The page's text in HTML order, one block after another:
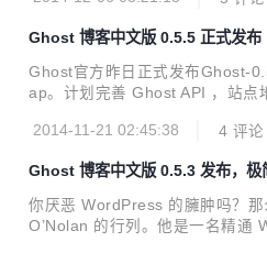
页头/页尾信息 & 支持 MarkDown
面 （ 可导入导出博客数据 ） [修
Image helper BUG。 [修复]
G 中文版特有功...
Ghost 博客中文版 0.5.5 正式发布
Ghost官方昨日正式发布Ghost-
ap。计划完善 Ghost API ，站点
发布。不熟悉NodeJS或者还没有
术基础。 中文版0.5.5 最新特性 [
博客设置支持快捷键 Cmd/Ctrl +
题 [修复] 子目录图片地址 BUG [
2014-11-21 02:45:38 4 评论
Ghost 博客中文版 0.5.3 发布，极
你厌恶 WordPress 的臃肿吗？
O’Nolan 的行列。他是一名精通